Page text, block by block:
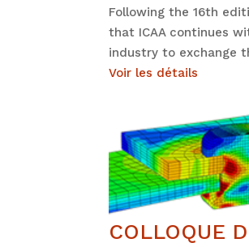
Following the 16th
that ICAA continues
industry to exchange
Voir les détails
COLLOQUE